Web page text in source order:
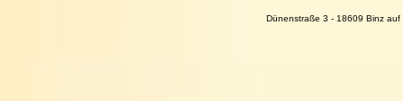
Dünenstraße 3 - 18609 Binz